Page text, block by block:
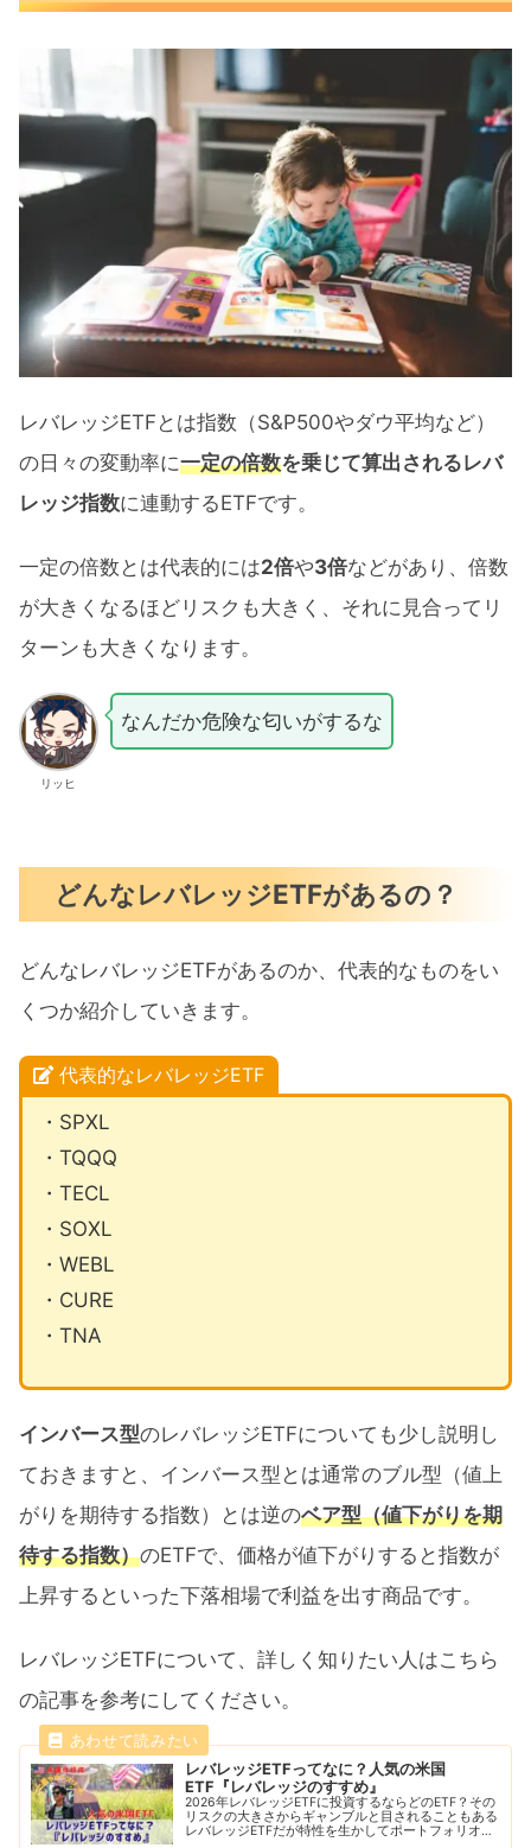
レバレッジETFとは指数（S&P500やダウ平均など）
の日々の変動率に一定の倍数を乗じて算出されるレバ
レッジ指数に連動するETFです。
一定の倍数とは代表的には2倍や3倍などがあり、倍数
が大きくなるほどリスクも大きく、それに見合ってリ
ターンも大きくなります。
リッヒ
なんだか危険な匂いがするな
どんなレバレッジETFがあるの？
どんなレバレッジETFがあるのか、代表的なものをい
くつか紹介していきます。
代表的なレバレッジETF
・SPXL
・TQQQ
・TECL
・SOXL
・WEBL
・CURE
・TNA
インバース型のレバレッジETFについても少し説明し
ておきますと、インバース型とは通常のブル型（値上
がりを期待する指数）とは逆のベア型（値下がりを期
待する指数）のETFで、価格が値下がりすると指数が
上昇するといった下落相場で利益を出す商品です。
レバレッジETFについて、詳しく知りたい人はこちら
の記事を参考にしてください。
レバレッジETFってなに？人気の米国
ETF『レバレッジのすすめ』
2026年レバレッジETFに投資するならどのETF？その
リスクの大きさからギャンブルと目されることもある
レバレッジETFだが特性を生かしてポートフォリオに